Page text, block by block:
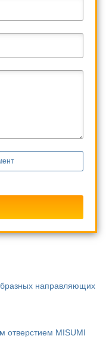
направляющих
отверстием MISUMI